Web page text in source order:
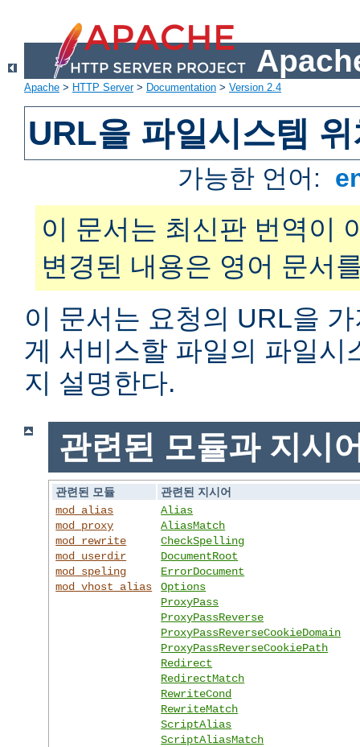
Apache > HTTP Server> Documentation > Version 2.4
URL을 파일시스템
가능한 언어:
이 문서는 최신판 번역이
변경된 내용은 영어 문서
이 문서는 요청의 URL을
게 서비스할 파일의 파일시
지 설명한다.
관련된 모듈과 지시
관련된 모듈
관련된 지시어
mod_alias
mod_proxy
mod_rewrite
mod_userdir
mod_speling
mod_vhost_alias
Alias
AliasMatch
CheckSpelling
DocumentRoot
ErrorDocument
Options
ProxyPass
ProxyPassReverse
ProxyPassReverseCookieDomain
ProxyPassReverseCookiePath
Redirect
RedirectMatch
RewriteCond
RewriteMatch
ScriptAlias
ScriptAliasMatch